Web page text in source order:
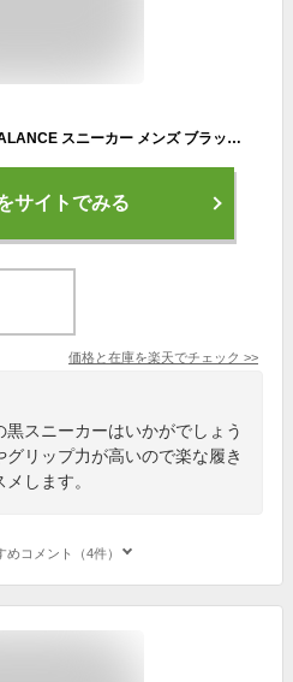
ニューバランス ML574 NEW BALANCE スニーカー メンズ ブラック 黒 おしゃれ シンプル 靴 シューズ ブランド 歩きやすい カジュアル 定番 通勤 通学
サイトでみる
価格と在庫を楽天でチェック >>
スニーカーはいかがでしょう
リップ力が高いので楽な履き
します。
めコメント（4件）